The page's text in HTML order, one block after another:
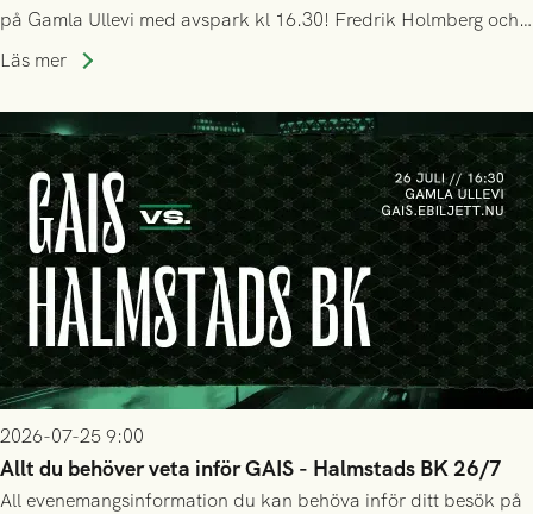
på Gamla Ullevi med avspark kl 16.30! Fredrik Holmberg och
ledarstaben har tagit ut följande trupp till matchen:
Läs mer
2026-07-25 9:00
Allt du behöver veta inför GAIS - Halmstads BK 26/7
All evenemangsinformation du kan behöva inför ditt besök på